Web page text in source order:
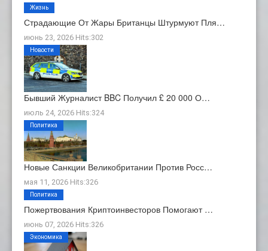
Страдающие От Жары Британцы Штурмуют Пля…
июнь 23, 2026 Hits:302
Жизнь
Бывший Журналист BBC Получил £ 20 000 О…
июль 24, 2026 Hits:324
Новости
Новые Санкции Великобритании Против Росс…
мая 11, 2026 Hits:326
Политика
Пожертвования Криптоинвесторов Помогают …
июнь 07, 2026 Hits:326
Политика
Экономика